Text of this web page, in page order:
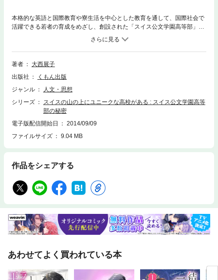
本格的な英語と国際教育や寮生活を中心とした教育を通して、国際社会で
活躍できる若者の育成をめざし、創設された「スイス公文学園高等部」。
生徒たちの生活と、卒業後の進路や彼らの将来像を描くルポルタージュで
著者
大西展子
出版社
くもん出版
ジャンル
人文・思想
シリーズ
スイスの山の上にユニークな高校がある : スイス公文学園高等
部の秘密
電子版配信開始日
2014/09/09
ファイルサイズ
9.04 MB
作品をシェアする
あわせてよく買われている本